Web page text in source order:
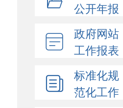
公开年报
政府网站
工作报表
标准化规
范化工作